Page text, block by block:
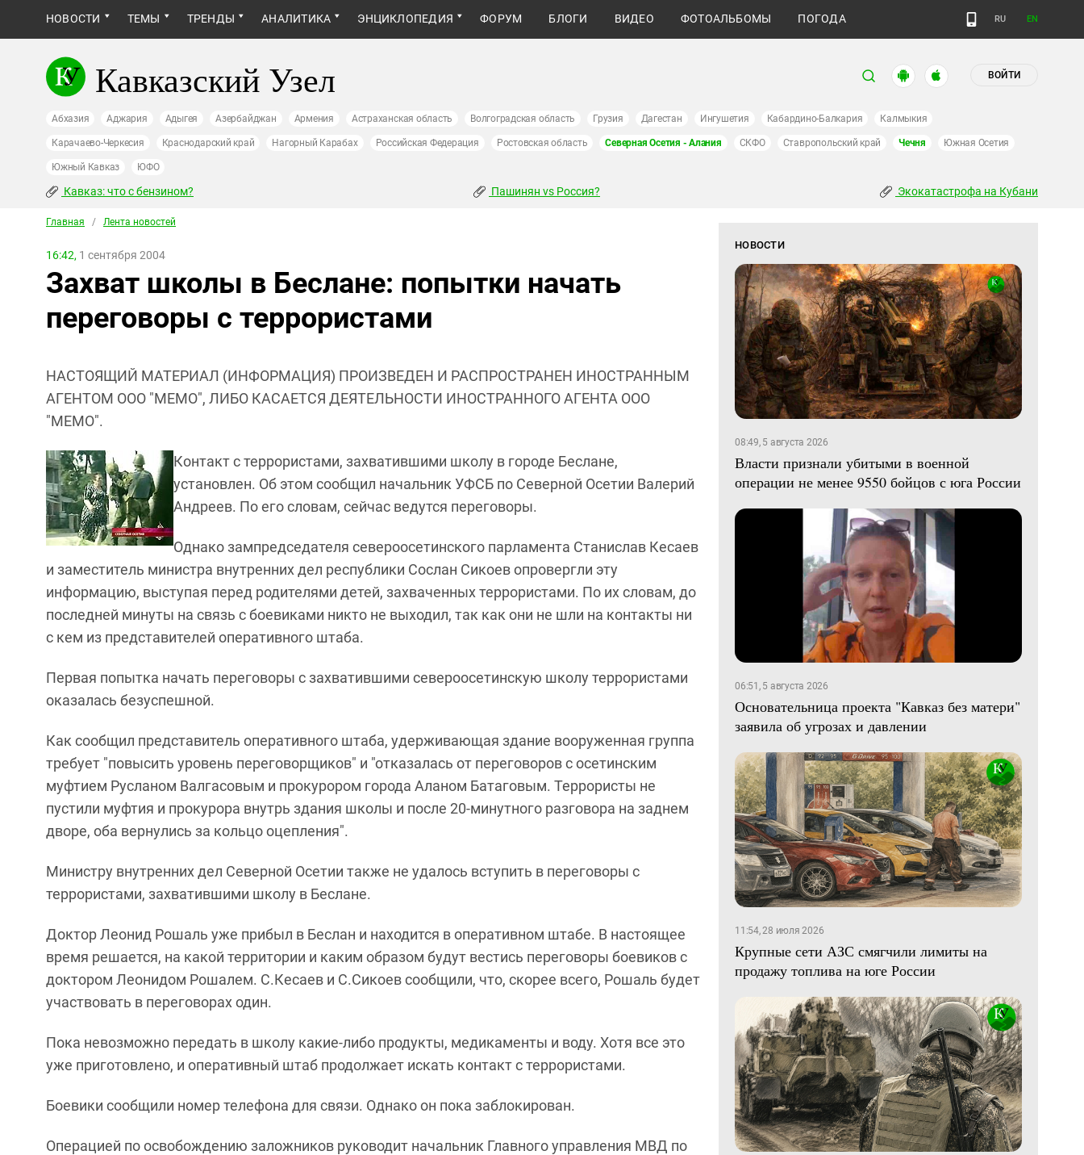
НОВОСТИ ТЕМЫ ТРЕНДЫ АНАЛИТИКА ЭНЦИКЛОПЕДИЯ ФОРУМ БЛОГИ ВИДЕО ФОТОАЛЬБОМЫ ПОГОДА RU EN
Кавказский Узел ВОЙТИ
Абхазия Аджария Адыгея Азербайджан Армения Астраханская область Волгоградская область Грузия Дагестан Ингушетия Кабардино-Балкария Калмыкия
Карачаево-Черкесия Краснодарский край Нагорный Карабах Российская Федерация Ростовская область Северная Осетия - Алания СКФО Ставропольский край Чечня Южная Осетия
Южный Кавказ ЮФО
Кавказ: что с бензином? Пашинян vs Россия? Экокатастрофа на Кубани
Главная / Лента новостей
16:42, 1 сентября 2004
Захват школы в Беслане: попытки начать
переговоры с террористами
НАСТОЯЩИЙ МАТЕРИАЛ (ИНФОРМАЦИЯ) ПРОИЗВЕДЕН И РАСПРОСТРАНЕН ИНОСТРАННЫМ
АГЕНТОМ ООО "МЕМО", ЛИБО КАСАЕТСЯ ДЕЯТЕЛЬНОСТИ ИНОСТРАННОГО АГЕНТА ООО
"МЕМО".
Контакт с террористами, захватившими школу в городе Беслане,
установлен. Об этом сообщил начальник УФСБ по Северной Осетии Валерий
Андреев. По его словам, сейчас ведутся переговоры.
Однако зампредседателя североосетинского парламента Станислав Кесаев
и заместитель министра внутренних дел республики Сослан Сикоев опровергли эту
информацию, выступая перед родителями детей, захваченных террористами. По их словам, до
последней минуты на связь с боевиками никто не выходил, так как они не шли на контакты ни
с кем из представителей оперативного штаба.
Первая попытка начать переговоры с захватившими североосетинскую школу террористами
оказалась безуспешной.
Как сообщил представитель оперативного штаба, удерживающая здание вооруженная группа
требует "повысить уровень переговорщиков" и "отказалась от переговоров с осетинским
муфтием Русланом Валгасовым и прокурором города Аланом Батаговым. Террористы не
пустили муфтия и прокурора внутрь здания школы и после 20-минутного разговора на заднем
дворе, оба вернулись за кольцо оцепления".
Министру внутренних дел Северной Осетии также не удалось вступить в переговоры с
террористами, захватившими школу в Беслане.
Доктор Леонид Рошаль уже прибыл в Беслан и находится в оперативном штабе. В настоящее
время решается, на какой территории и каким образом будут вестись переговоры боевиков с
доктором Леонидом Рошалем. С.Кесаев и С.Сикоев сообщили, что, скорее всего, Рошаль будет
участвовать в переговорах один.
Пока невозможно передать в школу какие-либо продукты, медикаменты и воду. Хотя все это
уже приготовлено, и оперативный штаб продолжает искать контакт с террористами.
Боевики сообщили номер телефона для связи. Однако он пока заблокирован.
Операцией по освобождению заложников руководит начальник Главного управления МВД по
НОВОСТИ
08:49, 5 августа 2026
Власти признали убитыми в военной
операции не менее 9550 бойцов с юга России
06:51, 5 августа 2026
Основательница проекта "Кавказ без матери"
заявила об угрозах и давлении
11:54, 28 июля 2026
Крупные сети АЗС смягчили лимиты на
продажу топлива на юге России